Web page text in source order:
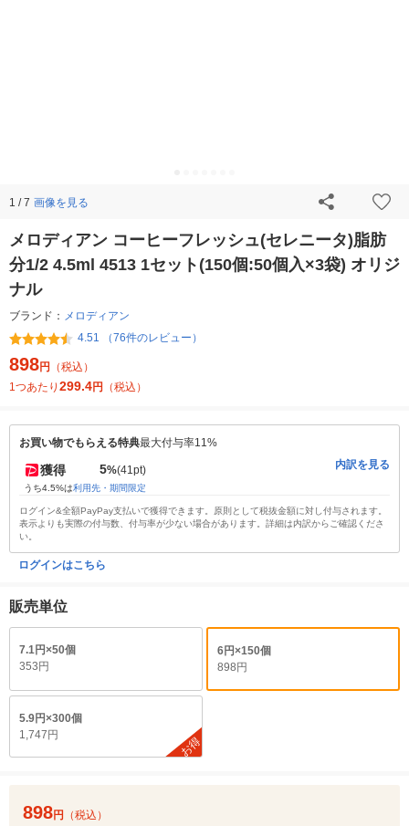
1 / 7 画像を見る
メロディアン コーヒーフレッシュ(セレニータ)脂肪
分1/2 4.5ml 4513 1セット(150個:50個入×3袋) オリジ
ナル
ブランド： メロディアン
4.51 （76件のレビュー）
898円
（税込）
1つあたり 299.4円 （税込）
お買い物でもらえる特典最大付与率11%
獲得 5%(41pt)
うち4.5%は利用先・期間限定
内訳を見る
ログイン&全額PayPay支払いで獲得できます。原則として税抜金額に対し付与されます。
表示よりも実際の付与数、付与率が少ない場合があります。詳細は内訳からご確認くださ
い。
ログインはこちら
販売単位
7.1円×50個
353円
6円×150個
898円
5.9円×300個
1,747円
お得
898円
（税込）